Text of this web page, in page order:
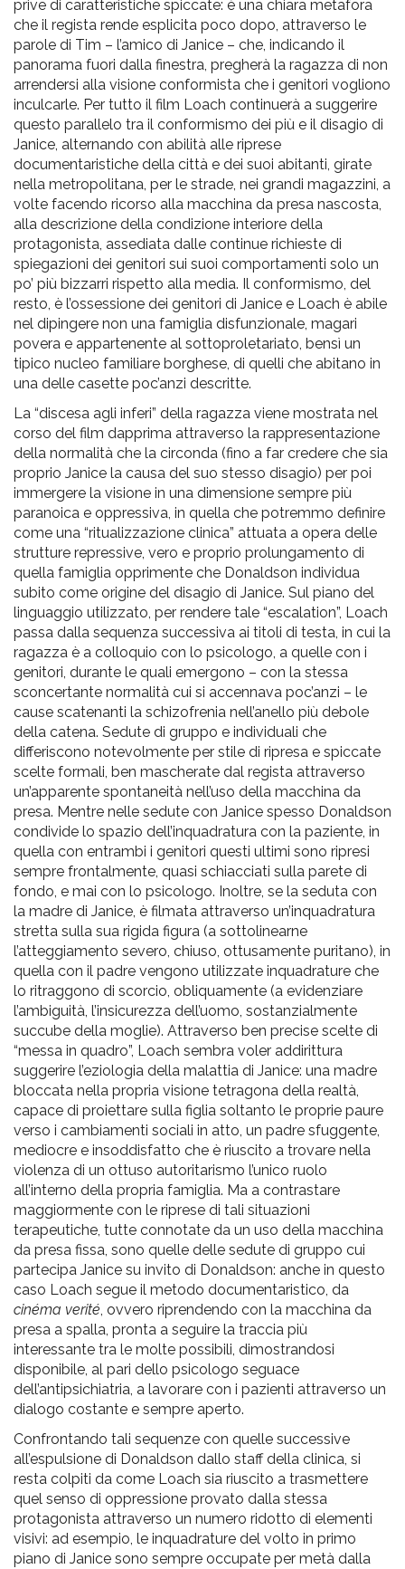
prive di caratteristiche spiccate: è una chiara metafora
che il regista rende esplicita poco dopo, attraverso le
parole di Tim – l’amico di Janice – che, indicando il
panorama fuori dalla finestra, pregherà la ragazza di non
arrendersi alla visione conformista che i genitori vogliono
inculcarle. Per tutto il film Loach continuerà a suggerire
questo parallelo tra il conformismo dei più e il disagio di
Janice, alternando con abilità alle riprese
documentaristiche della città e dei suoi abitanti, girate
nella metropolitana, per le strade, nei grandi magazzini, a
volte facendo ricorso alla macchina da presa nascosta,
alla descrizione della condizione interiore della
protagonista, assediata dalle continue richieste di
spiegazioni dei genitori sui suoi comportamenti solo un
po’ più bizzarri rispetto alla media. Il conformismo, del
resto, è l’ossessione dei genitori di Janice e Loach è abile
nel dipingere non una famiglia disfunzionale, magari
povera e appartenente al sottoproletariato, bensì un
tipico nucleo familiare borghese, di quelli che abitano in
una delle casette poc’anzi descritte.
La “discesa agli inferi” della ragazza viene mostrata nel
corso del film dapprima attraverso la rappresentazione
della normalità che la circonda (fino a far credere che sia
proprio Janice la causa del suo stesso disagio) per poi
immergere la visione in una dimensione sempre più
paranoica e oppressiva, in quella che potremmo definire
come una “ritualizzazione clinica” attuata a opera delle
strutture repressive, vero e proprio prolungamento di
quella famiglia opprimente che Donaldson individua
subito come origine del disagio di Janice. Sul piano del
linguaggio utilizzato, per rendere tale “escalation”, Loach
passa dalla sequenza successiva ai titoli di testa, in cui la
ragazza è a colloquio con lo psicologo, a quelle con i
genitori, durante le quali emergono – con la stessa
sconcertante normalità cui si accennava poc’anzi – le
cause scatenanti la schizofrenia nell’anello più debole
della catena. Sedute di gruppo e individuali che
differiscono notevolmente per stile di ripresa e spiccate
scelte formali, ben mascherate dal regista attraverso
un’apparente spontaneità nell’uso della macchina da
presa. Mentre nelle sedute con Janice spesso Donaldson
condivide lo spazio dell’inquadratura con la paziente, in
quella con entrambi i genitori questi ultimi sono ripresi
sempre frontalmente, quasi schiacciati sulla parete di
fondo, e mai con lo psicologo. Inoltre, se la seduta con
la madre di Janice, è filmata attraverso un’inquadratura
stretta sulla sua rigida figura (a sottolinearne
l’atteggiamento severo, chiuso, ottusamente puritano), in
quella con il padre vengono utilizzate inquadrature che
lo ritraggono di scorcio, obliquamente (a evidenziare
l’ambiguità, l’insicurezza dell’uomo, sostanzialmente
succube della moglie). Attraverso ben precise scelte di
“messa in quadro”, Loach sembra voler addirittura
suggerire l’eziologia della malattia di Janice: una madre
bloccata nella propria visione tetragona della realtà,
capace di proiettare sulla figlia soltanto le proprie paure
verso i cambiamenti sociali in atto, un padre sfuggente,
mediocre e insoddisfatto che è riuscito a trovare nella
violenza di un ottuso autoritarismo l’unico ruolo
all’interno della propria famiglia. Ma a contrastare
maggiormente con le riprese di tali situazioni
terapeutiche, tutte connotate da un uso della macchina
da presa fissa, sono quelle delle sedute di gruppo cui
partecipa Janice su invito di Donaldson: anche in questo
caso Loach segue il metodo documentaristico, da
cinéma verité, ovvero riprendendo con la macchina da
presa a spalla, pronta a seguire la traccia più
interessante tra le molte possibili, dimostrandosi
disponibile, al pari dello psicologo seguace
dell’antipsichiatria, a lavorare con i pazienti attraverso un
dialogo costante e sempre aperto.
Confrontando tali sequenze con quelle successive
all’espulsione di Donaldson dallo staff della clinica, si
resta colpiti da come Loach sia riuscito a trasmettere
quel senso di oppressione provato dalla stessa
protagonista attraverso un numero ridotto di elementi
visivi: ad esempio, le inquadrature del volto in primo
piano di Janice sono sempre occupate per metà dalla